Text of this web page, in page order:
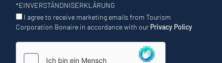
*EINVERSTÄNDNISERKLÄRUNG
I agree to receive marketing emails from Tourism
Corporation Bonaire in accordance with our Privacy Policy